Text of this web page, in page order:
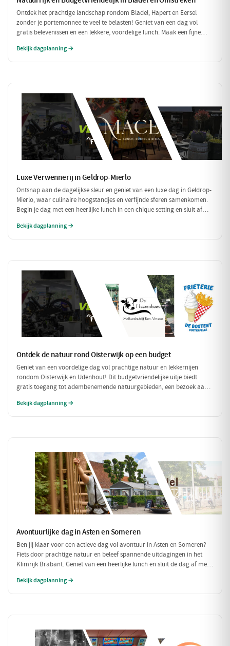
Ontdek het prachtige landschap rondom Bladel, Hapert en Eersel
zonder je portemonnee te veel te belasten! Geniet van een dag vol
gratis belevenissen en een lekkere, voordelige lunch. Maak een fijne
hap.
Bekijk dagplanning →
Luxe Verwennerij in Geldrop-Mierlo
Ontsnap aan de dagelijkse sleur en geniet van een luxe dag in Geldrop-
Mierlo, waar culinaire hoogstandjes en verfijnde sferen samenkomen.
Begin je dag met een heerlijke lunch in een chique setting en sluit af
compleet met een ontspannen fietstocht door de prachtige omgeving!
Bekijk dagplanning →
Ontdek de natuur rond Oisterwijk op een budget
Geniet van een voordelige dag vol prachtige natuur en lekkernijen
rondom Oisterwijk en Udenhout! Dit budgetvriendelijke uitje biedt
gratis toegang tot adembenemende natuurgebieden, een bezoek aan
lunch. Perfect voor een dag vol avontuur zonder je portemonnee te
Bekijk dagplanning →
Avontuurlijke dag in Asten en Someren
Ben jij klaar voor een actieve dag vol avontuur in Asten en Someren?
Fiets door prachtige natuur en beleef spannende uitdagingen in het
Klimrijk Brabant. Geniet van een heerlijke lunch en sluit de dag af met
fietsen!
Bekijk dagplanning →